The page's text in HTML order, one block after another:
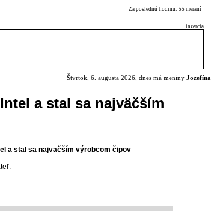
Za poslednú hodinu: 55 meraní
inzercia
Štvrtok, 6. augusta 2026, dnes má meniny Jozefína
a stal sa najväčším
a stal sa najväčším výrobcom čipov
.